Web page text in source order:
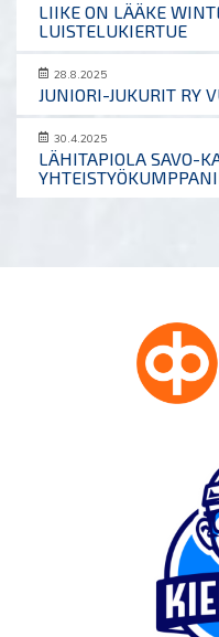
LIIKE ON LÄÄKE
LUISTELUKIERTUE
28.8.2025
JUNIORI-JUKURIT RY
30.4.2025
LÄHITAPIOLA SAVO-